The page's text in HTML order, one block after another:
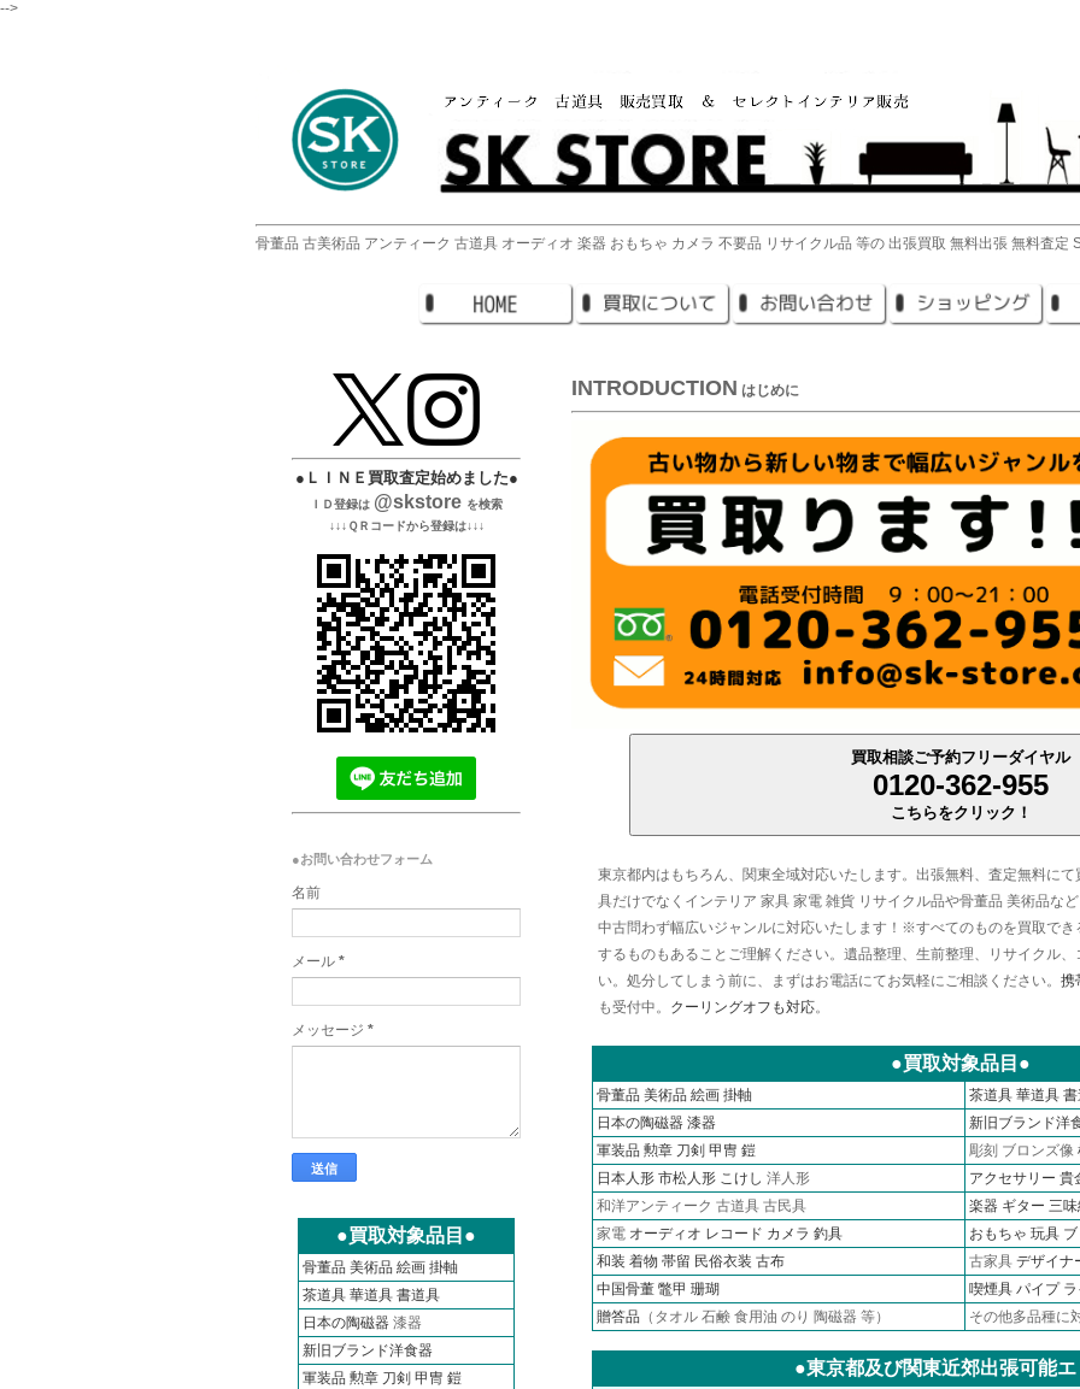
-->
骨董品 古美術品 アンティーク 古道具 オーディオ 楽器 おもちゃ カメラ 不要品 リサイクル品 等の 出張買取 無料出張 無料査定
INTRODUCTION はじめに
買取相談ご予約フリーダイヤル
0120-362-955
こちらをクリック！
東京都内はもちろん、関東全域対応いたします。出張無料、査定無料に
具だけでなくインテリア 家具 家電 雑貨 リサイクル品や骨董品 美術品な
中古問わず幅広いジャンルに対応いたします！※すべてのものを買取でき
するものもあることご理解ください。遺品整理、生前整理、リサイクル
い。処分してしまう前に、まずはお電話にてお気軽にご相談ください。 携
も受付中。
クーリングオフも対応。
●買取対象品目●
骨董品 美術品 絵画 掛軸 茶道具 華道具 書
日本の陶磁器 漆器
新旧ブランド洋
軍装品 勲章 刀剣 甲冑 鎧 彫刻 ブロンズ像
日本人形 市松人形 こけし 洋人形 アクセサリー 貴
和洋アンティーク 古道具 古民具
楽器 ギター 三
家電 オーディオ レコード カメラ 釣具 おもちゃ 玩具 ブ
和装 着物 帯留 民俗衣装 古布
古家具 デザイナ
中国骨董 鼈甲 珊瑚
喫煙具 パイプ
贈答品 （タオル 石鹸 食用油 のり 陶磁器 等） その他多品種に
●東京都及び関東近郊出張可能
●ＬＩＮＥ買取査定始めました●
ＩＤ登録は @skstore を検索
↓↓↓ＱＲコードから登録は↓↓↓
●お問い合わせフォーム
名前
メール *
メッセージ *
●買取対象品目●
骨董品 美術品 絵画 掛軸
茶道具 華道具 書道具
日本の陶磁器 漆器
新旧ブランド洋食器
軍装品 勲章 刀剣 甲冑 鎧